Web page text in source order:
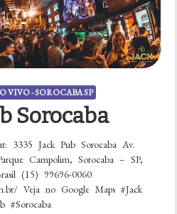
VIVO - SOROCABA SP
Sorocaba
3335 Jack Pub Sorocaba Av.
Campolim, Sorocaba – SP,
(15) 99696-0060
Veja no Google Maps #Jack
#Sorocaba